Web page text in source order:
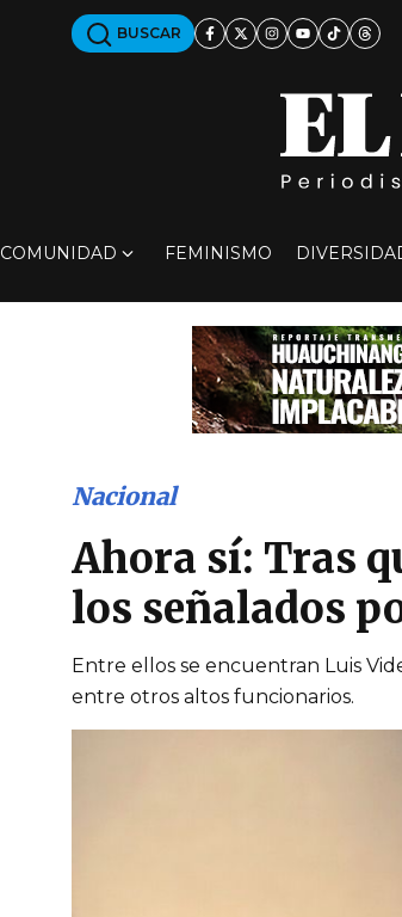
BUSCAR
COMUNIDAD FEMINISMO
Nacional
Ahora sí: Tras
los señalados
Entre ellos se encuentran Luis
entre otros altos funcionarios.